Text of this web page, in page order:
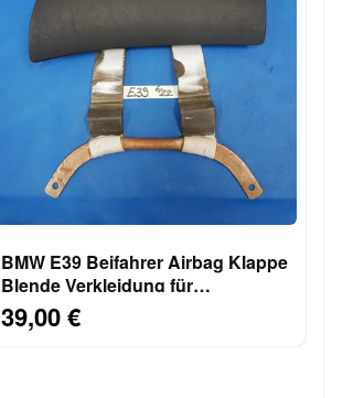
BMW E39 Beifahrer Airbag Klappe
Blende Verkleidung für
Armaturenbrett 8243605
39,00 €